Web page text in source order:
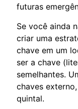
futuras
Se você ainda
criar uma
chave em um
ser a chave
semelhantes.
chaves
quintal.